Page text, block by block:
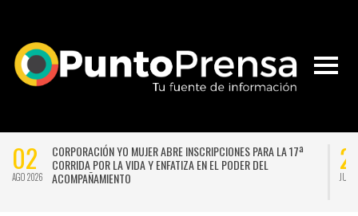
02
AGO 2026
CORPORACIÓN YO MUJER ABRE INSCRIPCIONES PARA LA 17ª
CORRIDA POR LA VIDA Y ENFATIZA EN EL PODER DEL
ACOMPAÑAMIENTO
JUL